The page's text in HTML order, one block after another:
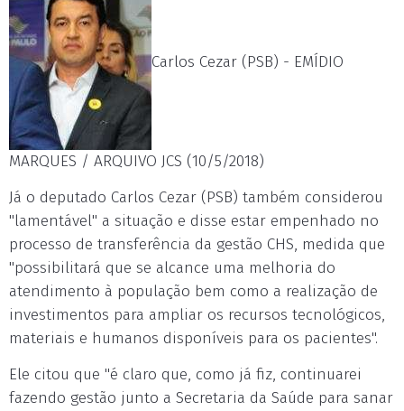
Carlos Cezar (PSB) - EMÍDIO
MARQUES / ARQUIVO JCS (10/5/2018)
Já o deputado Carlos Cezar (PSB) também considerou
"lamentável" a situação e disse estar empenhado no
processo de transferência da gestão CHS, medida que
"possibilitará que se alcance uma melhoria do
atendimento à população bem como a realização de
investimentos para ampliar os recursos tecnológicos,
materiais e humanos disponíveis para os pacientes".
Ele citou que "é claro que, como já fiz, continuarei
fazendo gestão junto a Secretaria da Saúde para sanar